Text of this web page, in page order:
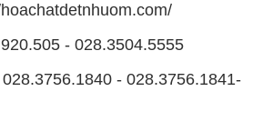
- 028.3504.5555
- 028.3756.1841-